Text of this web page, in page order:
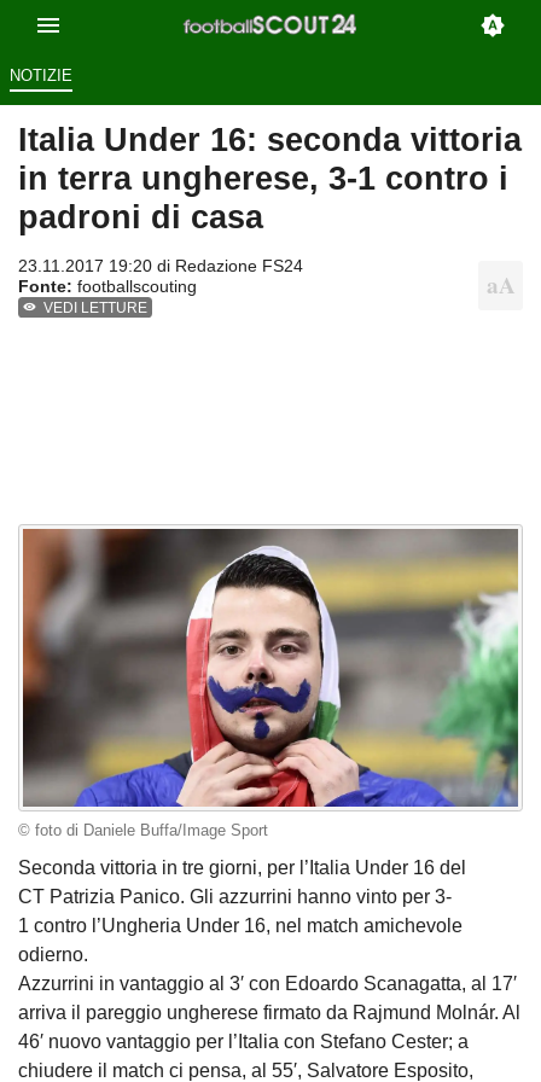
NOTIZIE
Italia Under 16: seconda vittoria
in terra ungherese, 3-1 contro i
padroni di casa
23.11.2017 19:20 di Redazione FS24
Fonte: footballscouting
VEDI LETTURE
© foto di Daniele Buffa/Image Sport
Seconda vittoria in tre giorni, per l’Italia Under 16 del
CT Patrizia Panico. Gli azzurrini hanno vinto per 3-
1 contro l’Ungheria Under 16, nel match amichevole
odierno.
Azzurrini in vantaggio al 3′ con Edoardo Scanagatta, al 17′
arriva il pareggio ungherese firmato da Rajmund Molnár. Al
46′ nuovo vantaggio per l’Italia con Stefano Cester; a
chiudere il match ci pensa, al 55′, Salvatore Esposito,